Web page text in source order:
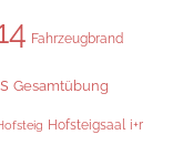
Fahrzeugbrand
Gesamtübung
Hofsteigsaal i+r